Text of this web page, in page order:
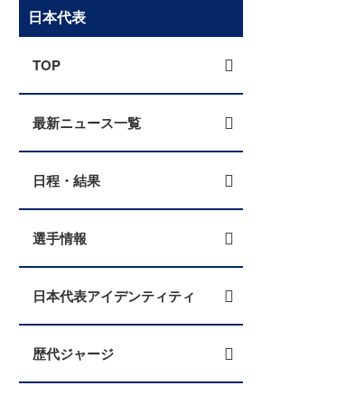
日本代表
TOP
最新ニュース一覧
日程・結果
選手情報
日本代表アイデンティティ
歴代ジャージ